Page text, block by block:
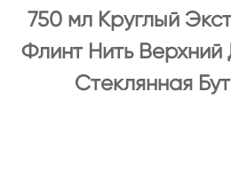
750 мл Круглый
Флинт Нить
Стеклянная